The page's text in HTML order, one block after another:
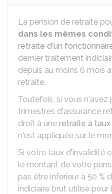
La pension de retraite
dans les mêmes
retraite d'un
dernier traitement
depuis au moins 6 mois
retraite.
Toutefois, si vous n'avez
trimestres d'assurance
droit à une retraite à taux
n'est appliquée sur le
Si votre taux d'invalidité
le montant de votre
pas être inférieur à 50 %
indiciaire brut utilisé